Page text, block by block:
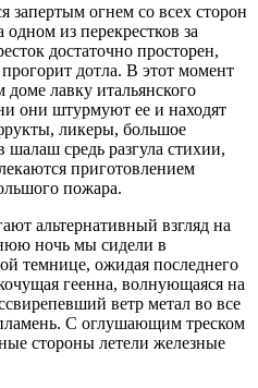
запертым огнем со всех сторон
из перекрестков за
достаточно просторен,
дотла. В этот момент
лавку итальянского
они штурмуют ее и находят
ликеры, большое
шалаш средь разгула стихии,
приготовлением
пожара.
альтернативный взгляд на
ночь мы сидели в
темнице, ожидая последнего
геенна, волнующаяся на
ветр метал во все
С оглушающим треском
стороны летели железные